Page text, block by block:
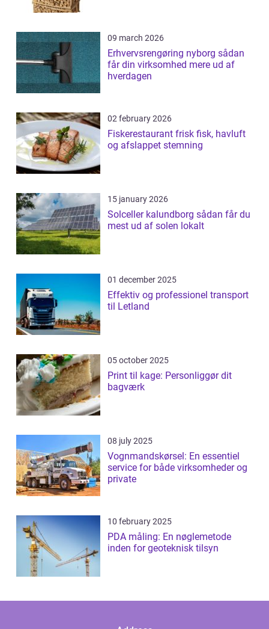
09 march 2026
Erhvervsrengøring nyborg sådan
får din virksomhed mere ud af
hverdagen
02 february 2026
Fiskerestaurant frisk fisk, havluft
og afslappet stemning
15 january 2026
Solceller kalundborg sådan får du
mest ud af solen lokalt
01 december 2025
Effektiv og professionel transport
til Letland
05 october 2025
Print til kage: Personliggør dit
bagværk
08 july 2025
Vognmandskørsel: En essentiel
service for både virksomheder og
private
10 february 2025
PDA måling: En nøglemetode
inden for geoteknisk tilsyn